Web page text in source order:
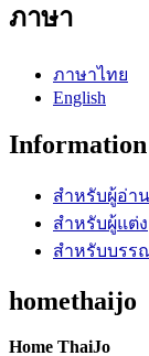
ภาษา
ภาษาไทย
English
Information
สำหรับผู้อ่าน
สำหรับผู้แต่ง
สำหรับบรร
homethaijo
Home ThaiJo